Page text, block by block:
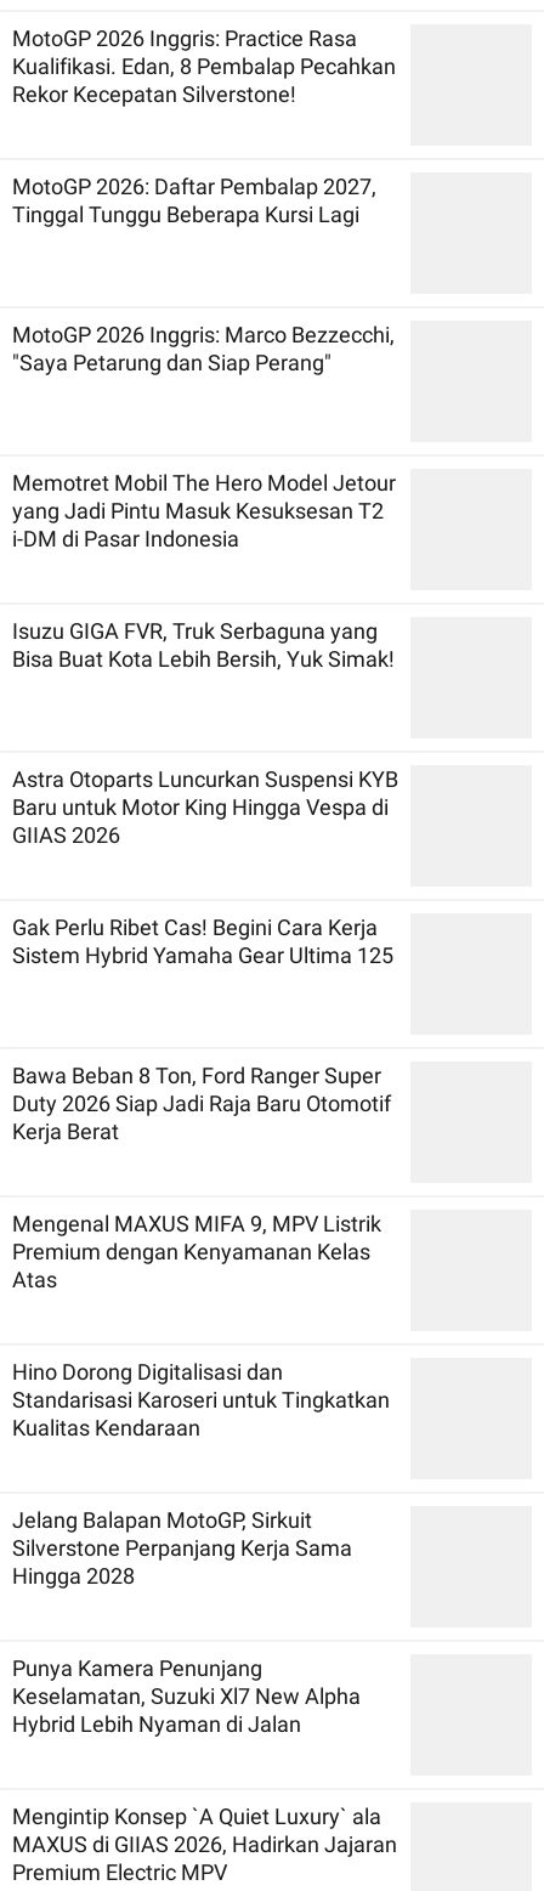
MotoGP 2026 Inggris: Practice Rasa
Kualifikasi. Edan, 8 Pembalap Pecahkan
Rekor Kecepatan Silverstone!
MotoGP 2026: Daftar Pembalap 2027,
Tinggal Tunggu Beberapa Kursi Lagi
MotoGP 2026 Inggris: Marco Bezzecchi,
"Saya Petarung dan Siap Perang"
Memotret Mobil The Hero Model Jetour
yang Jadi Pintu Masuk Kesuksesan T2
i-DM di Pasar Indonesia
Isuzu GIGA FVR, Truk Serbaguna yang
Bisa Buat Kota Lebih Bersih, Yuk Simak!
Astra Otoparts Luncurkan Suspensi KYB
Baru untuk Motor King Hingga Vespa di
GIIAS 2026
Gak Perlu Ribet Cas! Begini Cara Kerja
Sistem Hybrid Yamaha Gear Ultima 125
Bawa Beban 8 Ton, Ford Ranger Super
Duty 2026 Siap Jadi Raja Baru Otomotif
Kerja Berat
Mengenal MAXUS MIFA 9, MPV Listrik
Premium dengan Kenyamanan Kelas
Atas
Hino Dorong Digitalisasi dan
Standarisasi Karoseri untuk Tingkatkan
Kualitas Kendaraan
Jelang Balapan MotoGP, Sirkuit
Silverstone Perpanjang Kerja Sama
Hingga 2028
Punya Kamera Penunjang
Keselamatan, Suzuki Xl7 New Alpha
Hybrid Lebih Nyaman di Jalan
Mengintip Konsep `A Quiet Luxury` ala
MAXUS di GIIAS 2026, Hadirkan Jajaran
Premium Electric MPV